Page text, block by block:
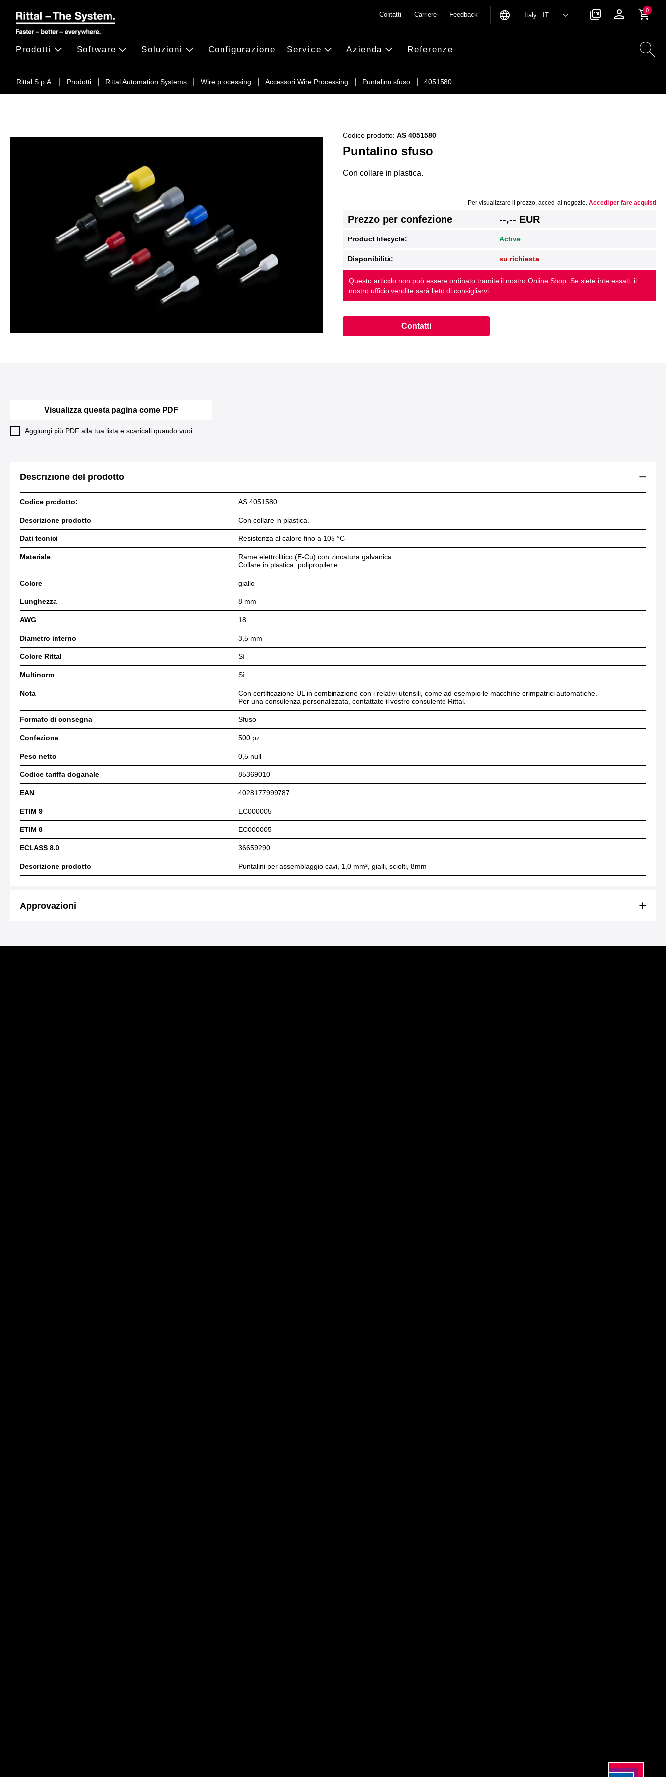
Rittal S.p.A. Prodotti Rittal Automation Systems Wire processing Accessori Wire Processing Puntalino sfuso 4051580
Prodotti Software Soluzioni Configurazione Service Azienda Referenze
Contatti Carriere Feedback Italy IT
0
Puntalino sfuso
Codice prodotto: AS 4051580
Con collare in plastica.
Per visualizzare il prezzo, accedi al negozio. Accedi per fare acquisti
Prezzo per confezione --,-- EUR
Product lifecycle: Active
Disponibilità: su richiesta
Questo articolo non può essere ordinato tramite il nostro Online Shop. Se siete interessati, il
nostro ufficio vendite sarà lieto di consigliarvi.
Contatti
Visualizza questa pagina come PDF
Aggiungi più PDF alla tua lista e scaricali quando vuoi
Descrizione del prodotto
Codice prodotto: AS 4051580
Descrizione prodotto Con collare in plastica.
Dati tecnici Resistenza al calore fino a 105 °C
Materiale
Rame elettrolitico (E-Cu) con zincatura galvanica
Collare in plastica: polipropilene
Colore giallo
Lunghezza 8 mm
AWG 18
Diametro interno 3,5 mm
Colore Rittal Sì
Multinorm Sì
Nota
Con certificazione UL in combinazione con i relativi utensili, come ad esempio le macchine crimpatrici automatiche.
Per una consulenza personalizzata, contattate il vostro consulente Rittal.
Formato di consegna Sfuso
Confezione 500 pz.
Peso netto 0,5 null
Codice tariffa doganale 85369010
EAN 4028177999787
ETIM 9 EC000005
ETIM 8 EC000005
ECLASS 8.0 36659290
Descrizione prodotto Puntalini per assemblaggio cavi, 1,0 mm², gialli, sciolti, 8mm
Approvazioni